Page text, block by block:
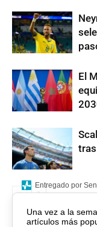
El
Una vez a la
artículos más
Entregado por